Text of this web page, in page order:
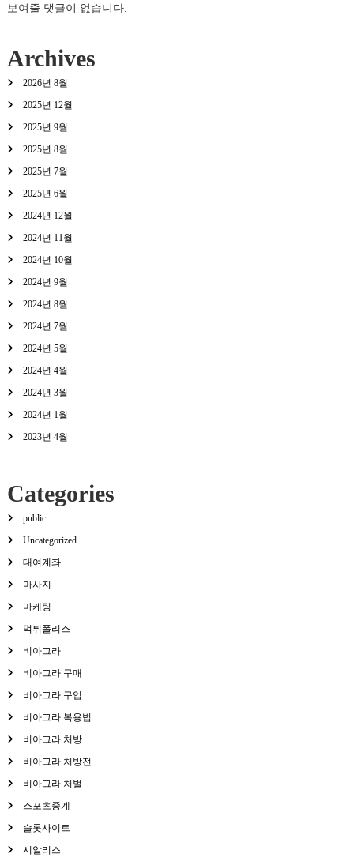
보여줄 댓글이 없습니다.
Archives
2026년 8월
2025년 12월
2025년 9월
2025년 8월
2025년 7월
2025년 6월
2024년 12월
2024년 11월
2024년 10월
2024년 9월
2024년 8월
2024년 7월
2024년 5월
2024년 4월
2024년 3월
2024년 1월
2023년 4월
Categories
public
Uncategorized
대여계좌
마사지
마케팅
먹튀폴리스
비아그라
비아그라 구매
비아그라 구입
비아그라 복용법
비아그라 처방
비아그라 처방전
비아그라 처벌
스포츠중계
슬롯사이트
시알리스